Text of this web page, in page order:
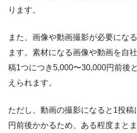
ります。
また、画像や動画撮影が必要にな
ます。素材になる画像や動画を自
稿1つにつき5,000〜30,000円前後
えられます。
ただし、動画の撮影になると1投
円前後かかるため、ある程度まと